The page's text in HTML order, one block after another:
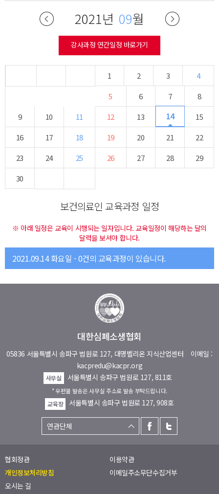
2021년 09월
강사과정 연간일정 바로가기
1 2 3
4
5
6 7
8
9
10 11 12 13 14
15
16
17 18 19 20 21
22
23
24 25 26 27 28
29
30
보건의료인 교육과정 일정
※ 아래 일정은 교육이 시행되는 일자입니다. 교육일정이 해당하는 달의
달력을 보셔야 합니다.
2021.09.14 화요일 - 0건의 교육과정이 있습니다.
대한심폐소생협회
05836 서울특별시 송파구 법원로 127, 대명벨리온 지식산업센터 이메일 :
kacpredu@kacpr.org
사무실 서울특별시 송파구 법원로 127, 811호
* 우편물 발송은 사무실 주소로 발송 부탁드립니다.
교육장
서울특별시 송파구 법원로 127, 908호
협회정관
이용약관
개인정보처리방침
이메일주소무단수집거부
오시는 길